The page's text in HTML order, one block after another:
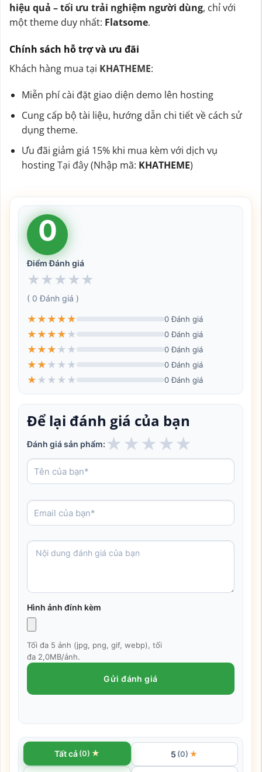
hiệu quả – tối ưu trải nghiệm người dùng, chỉ với
một theme duy nhất: Flatsome.
Chính sách hỗ trợ và ưu đãi
Khách hàng mua tại KHATHEME:
Miễn phí cài đặt giao diện demo lên hosting
Cung cấp bộ tài liệu, hướng dẫn chi tiết về cách sử
dụng theme.
Ưu đãi giảm giá 15% khi mua kèm với dịch vụ
hostingTại đây(Nhập mã: KHATHEME)
0
Điểm Đánh giá
★ ★ ★ ★ ★
( 0 Đánh giá )
★ ★ ★ ★ ★ 0 Đánh giá
★ ★ ★ ★ ★ 0 Đánh giá
★ ★ ★ ★ ★ 0 Đánh giá
★ ★ ★ ★ ★ 0 Đánh giá
★ ★ ★ ★ ★ 0 Đánh giá
Để lại đánh giá của bạn
Đánh giá sản phẩm: ★ ★ ★ ★★
Hình ảnh đính kèm
Tối đa 5 ảnh (jpg, png, gif, webp), tối
đa 2,0MB/ảnh.
Gửi đánh giá
Tất cả (0) ★ 5 (0) ★